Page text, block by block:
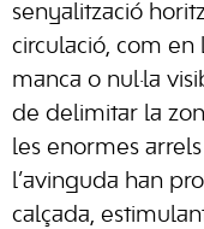
senyalització
circulació, com en
manca o nul·la
de delimitar la
les enormes
l’avinguda han
calçada,